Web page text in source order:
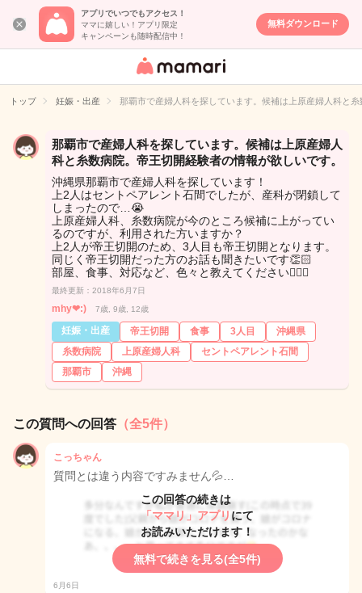
アプリでいつでもアクセス！
ママに嬉しい！アプリ限定
キャンペーンも随時配信中！
無料ダウンロード
女性専用匿名QA
イト
トップ 妊娠・出産 那覇市で産婦人科を探しています。候補は上原産婦人科と
那覇市で産婦人科を探しています。候補は上原産婦人
科と糸数病院。帝王切開経験者の情報が欲しいです。
沖縄県那覇市で産婦人科を探しています！
上2人はセントペアレント石間でしたが、産科が閉鎖して
しまったので…😭
上原産婦人科、糸数病院が今のところ候補に上がってい
るのですが、利用された方いますか？
上2人が帝王切開のため、3人目も帝王切開となります。
同じく帝王切開だった方のお話も聞きたいです👏🏻
部屋、食事、対応など、色々と教えてください🙇🏻‍♀️
最終更新：2018年6月7日
mhy❤︎:) 7歳, 9歳, 12歳
妊娠・出産 帝王切開 食事 3人目
沖縄県
糸数病院
上原産婦人科
セントペアレント石間
那覇市
沖縄
この質問への回答 （全5件）
こっちゃん
質問とは違う内容ですみません💦…
この回答の続きは
「ママリ」アプリ にて
お読みいただけます！
無料で続きを見る(全5件)
6月6日